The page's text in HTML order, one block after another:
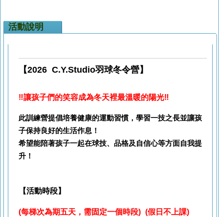
活動說明
【2026 C.Y.Studio羽球冬令營】
‼️讓孩子們的笑容成為冬天裡最溫暖的陽光‼️
此訓練營提倡培養健康的運動習慣，學習一技之長並讓孩
子保持良好的生活作息！
希望能陪著孩子一起在球技、品格及自信心等方面自我提
升！
【活動時段】
(每梯次為期五天，需固定一個時段) (假日不上課)